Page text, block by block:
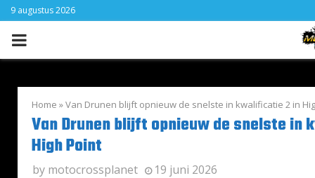
9 augustus 2026
PRIMARY
Home »Van Drunen blijft opnieuw de snelste in kwalificatie 2 in
Van Drunen blijft opnieuw de snelste in
High Point
by motocrossplanet 19 juni 2026